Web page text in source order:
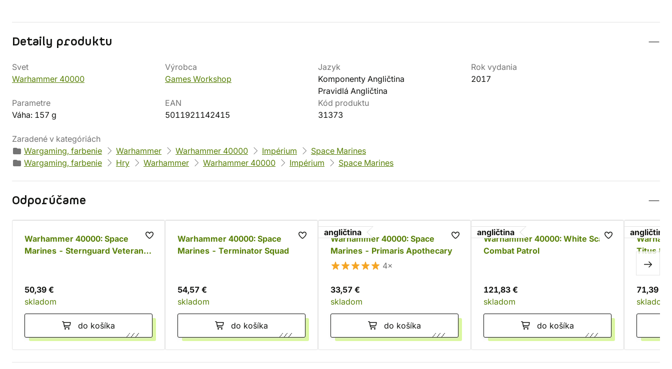
Detaily produktu
Svet
Warhammer 40000
Výrobca
Games Workshop
Jazyk
Komponenty Angličtina
Pravidlá Angličtina
Rok vydania
2017
Parametre
Váha: 157 g
EAN
5011921142415
Kód produktu
31373
Zaradené v kategóriách
Wargaming, farbenie
Warhammer Warhammer 40000 Impérium
Space Marines
Wargaming, farbenie
Hry Warhammer Warhammer 40000 Impérium Space Marines
Odporúčame
Warhammer 40000: Space
Marines - Sternguard Veteran
50,39 €
skladom
do košíka
Warhammer 40000: Space
Marines - Terminator Squad
54,57 €
skladom
do košíka
angličtina
Warhammer 40000: Space
Marines - Primaris Apothecary
4×
33,57 €
skladom
do košíka
angličtina
Warhammer 40000: White Scars
Combat Patrol
121,83 €
skladom
do košíka
angličtina
Titus &
Ultramar
71,39 €
skladom